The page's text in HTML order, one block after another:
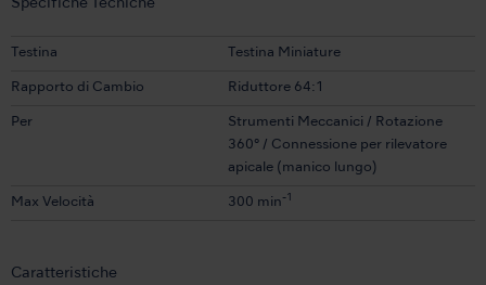
Specifiche Tecniche
Testina Testina Miniature
Rapporto di Cambio Riduttore 64:1
Per
Strumenti Meccanici / Rotazione
360° / Connessione per rilevatore
apicale (manico lungo)
Max Velocità 300 min -1
Caratteristiche